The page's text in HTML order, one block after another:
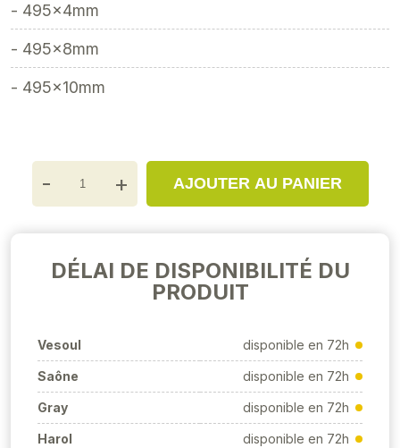
- 495x4mm
- 495x8mm
- 495x10mm
- + AJOUTER AU PANIER
DÉLAI DE DISPONIBILITÉ DU
PRODUIT
Vesoul disponible en 72h
Saône disponible en 72h
Gray disponible en 72h
Harol disponible en 72h